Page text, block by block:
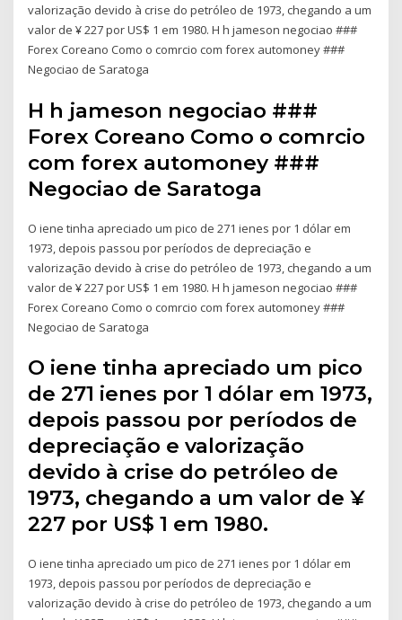
valorização devido à crise do petróleo de 1973, chegando a um
valor de ¥ 227 por US$ 1 em 1980. H h jameson negociao ###
Forex Coreano Como o comrcio com forex automoney ###
Negociao de Saratoga
H h jameson negociao ###
Forex Coreano Como o comrcio
com forex automoney ###
Negociao de Saratoga
O iene tinha apreciado um pico de 271 ienes por 1 dólar em
1973, depois passou por períodos de depreciação e
valorização devido à crise do petróleo de 1973, chegando a um
valor de ¥ 227 por US$ 1 em 1980. H h jameson negociao ###
Forex Coreano Como o comrcio com forex automoney ###
Negociao de Saratoga
O iene tinha apreciado um pico
de 271 ienes por 1 dólar em 1973,
depois passou por períodos de
depreciação e valorização
devido à crise do petróleo de
1973, chegando a um valor de ¥
227 por US$ 1 em 1980.
O iene tinha apreciado um pico de 271 ienes por 1 dólar em
1973, depois passou por períodos de depreciação e
valorização devido à crise do petróleo de 1973, chegando a um